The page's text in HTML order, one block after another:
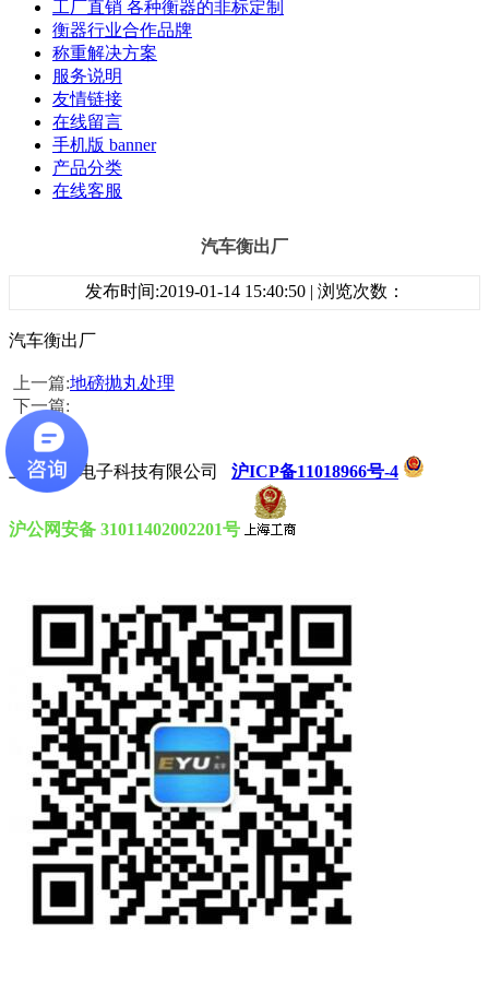
工厂直销 各种衡器的非标定制
衡器行业合作品牌
称重解决方案
服务说明
友情链接
在线留言
手机版 banner
产品分类
在线客服
汽车衡出厂
发布时间:2019-01-14 15:40:50 | 浏览次数：
汽车衡出厂
上一篇:地磅抛丸处理
下一篇:
上海奕宇电子科技有限公司 沪ICP备11018966号-4
沪公网安备 31011402002201号